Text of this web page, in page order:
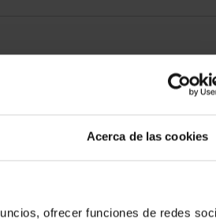
Acerca de las cookies
ofrecer funciones de redes